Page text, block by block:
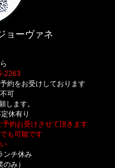
ョーヴァネ
2263
約をお受けしております
可
します。
休有り
約お受けさせて頂きます
も可能です
ンチ休み
み）